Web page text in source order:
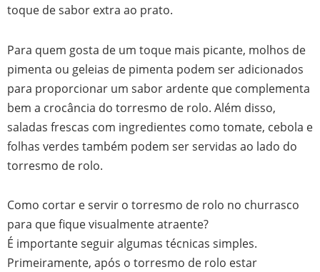
toque de sabor extra ao prato.
Para quem gosta de um toque mais picante, molhos de
pimenta ou geleias de pimenta podem ser adicionados
para proporcionar um sabor ardente que complementa
bem a crocância do torresmo de rolo. Além disso,
saladas frescas com ingredientes como tomate, cebola e
folhas verdes também podem ser servidas ao lado do
torresmo de rolo.
Como cortar e servir o torresmo de rolo no churrasco
para que fique visualmente atraente?
É importante seguir algumas técnicas simples.
Primeiramente, após o torresmo de rolo estar